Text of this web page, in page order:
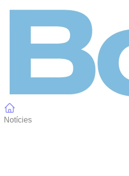
Notícies